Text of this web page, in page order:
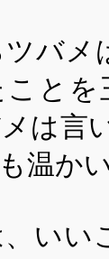
バメ
こと
は言
温か
、い